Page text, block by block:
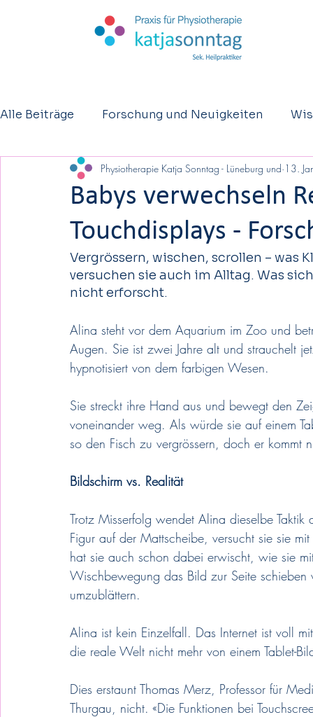
Alle Beiträge Forschung und Neuigkeiten
Kurzberichte Osteopathie Eltern -
Babys verwechseln
Touchdisplays -
Physiotherapie Katja Sonntag - Lüneburg und 13.
Vergrössern, wischen, scrollen –
versuchen sie auch im Alltag. Was
nicht erforscht.
Alina steht vor dem Aquarium im Zoo und
Augen. Sie ist zwei Jahre alt und strauchelt
hypnotisiert von dem farbigen Wesen.
Sie streckt ihre Hand aus und bewegt den
voneinander weg. Als würde sie auf einem
so den Fisch zu vergrössern, doch er kommt
Bildschirm vs. Realität
Trotz Misserfolg wendet Alina dieselbe
Figur auf der Mattscheibe, versucht sie sie
hat sie auch schon dabei erwischt, wie sie
Wischbewegung das Bild zur Seite
umzublättern.
Alina ist kein Einzelfall. Das Internet ist voll
die reale Welt nicht mehr von einem Tablet-
Dies erstaunt Thomas Merz, Professor für
Thurgau, nicht. «Die Funktionen bei